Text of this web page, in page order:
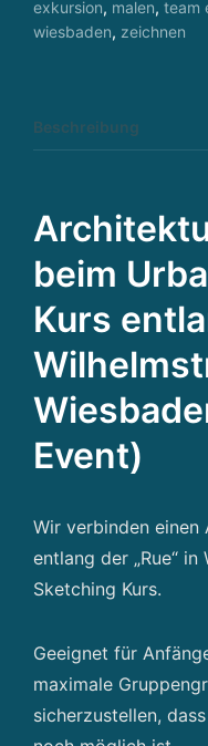
exkursion, malen, team
wiesbaden, zeichnen
Beschreibung
beim
Kurs
Event)
Wir verbinden
entlang der „Rue“
Sketching Kurs.
Geeignet für
maximale
sicherzustellen,